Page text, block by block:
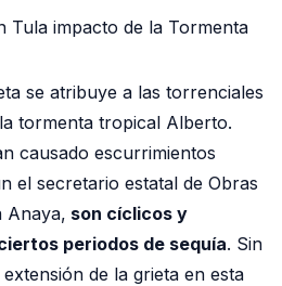
se atribuye a las torrenciales
tormenta tropical Alberto.
causado escurrimientos
el secretario estatal de Obras
Anaya, son cíclicos y
periodos de sequía. Sin
de la grieta en esta